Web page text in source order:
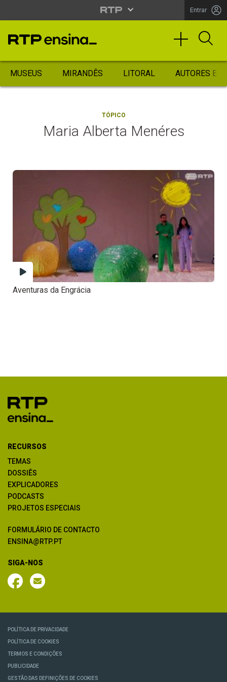
Entrar
MUSEUS MIRANDÊS LITORAL AUTORES
TÓPICO
Maria Alberta Menéres
Aventuras da Engrácia
RECURSOS
TEMAS
DOSSIÊS
EXPLICADORES
PODCASTS
PROJETOS ESPECIAIS
FORMULÁRIO DE CONTACTO
ENSINA@RTP.PT
SIGA-NOS
POLÍTICA DE PRIVACIDADE
POLÍTICA DE COOKIES
TERMOS E CONDIÇÕES
PUBLICIDADE
GESTÃO DAS DEFINIÇÕES DE COOKIES